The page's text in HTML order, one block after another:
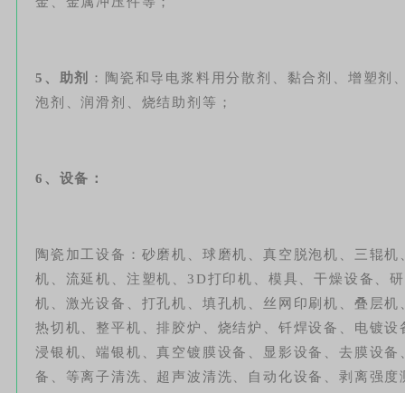
5、助剂
：陶瓷和导电浆料用分散剂、黏合剂、增塑剂
泡剂、润滑剂、烧结助剂等；
6、设备：
陶瓷加工设备：砂磨机、球磨机、真空脱泡机、三辊
机、流延机、注塑机、3D打印机、模具、干燥设备、
机、激光设备、打孔机、填孔机、丝网印刷机、叠层
热切机、整平机、排胶炉、烧结炉、钎焊设备、电镀
浸银机、端银机、真空镀膜设备、显影设备、去膜设
备、等离子清洗、超声波清洗、自动化设备、剥离强